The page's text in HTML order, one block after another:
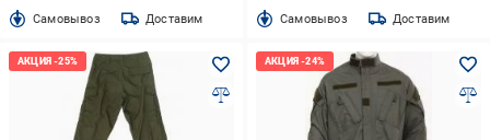
Cамовывоз Доставим Cамовывоз Доставим